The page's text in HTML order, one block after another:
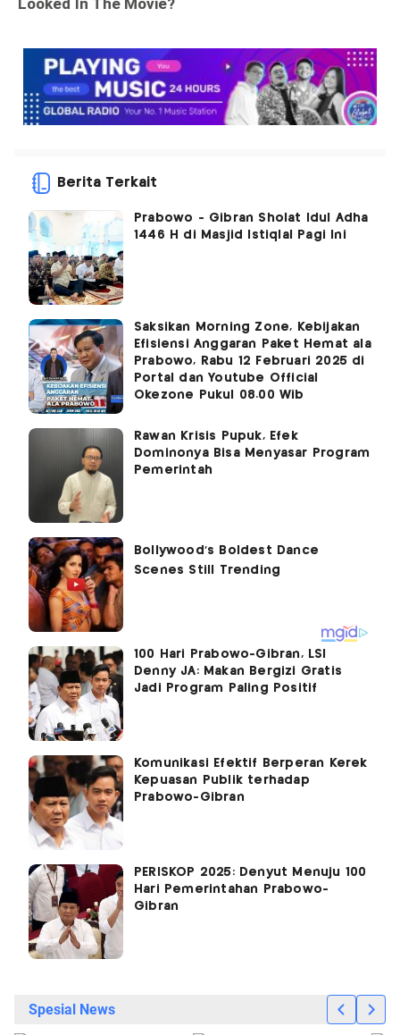
Berita Terkait
Prabowo - Gibran Sholat Idul Adha
1446 H di Masjid Istiqlal Pagi Ini
Saksikan Morning Zone, Kebijakan
Efisiensi Anggaran Paket Hemat ala
Prabowo, Rabu 12 Februari 2025 di
Portal dan Youtube Official
Okezone Pukul 08.00 Wib
Rawan Krisis Pupuk, Efek
Dominonya Bisa Menyasar Program
Pemerintah
100 Hari Prabowo-Gibran, LSI
Denny JA: Makan Bergizi Gratis
Jadi Program Paling Positif
Komunikasi Efektif Berperan Kerek
Kepuasan Publik terhadap
Prabowo-Gibran
PERISKOP 2025: Denyut Menuju 100
Hari Pemerintahan Prabowo-
Gibran